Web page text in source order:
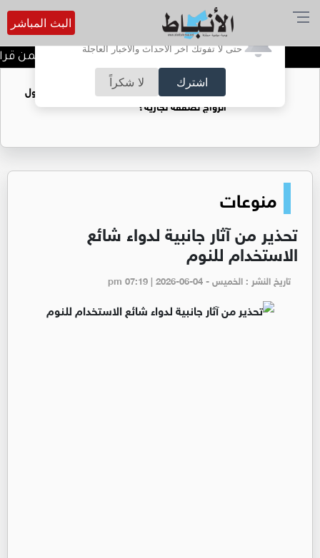
أترغب في تفعيل الإشعارات؟
حتى لا تفوتك آخر الأحداث والأخبار العاجلة
اشترك لا شكراً
البث المباشر
مجلس نقابة الصحفيين يثمن قرار
فتيات يستغللنه لتحقيق مكاسب مادية.. هل تحول
الزواج لصفقة تجارية؟
منوعات
تحذير من آثار جانبية لدواء شائع
الاستخدام للنوم
تاريخ النشر : الخميس - pm 07:19 | 2026-06-04